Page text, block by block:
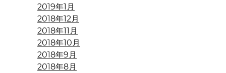
2019年1月
2018年12月
2018年11月
2018年10月
2018年9月
2018年8月